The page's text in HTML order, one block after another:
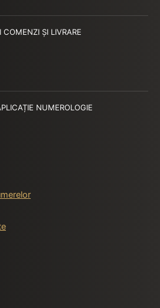
COMENZI ȘI LIVRARE
NUMEROLOGIE